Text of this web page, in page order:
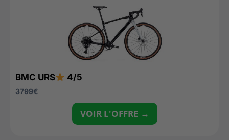
BMC URS 4/5
3799€
VOIR L'OFFRE →